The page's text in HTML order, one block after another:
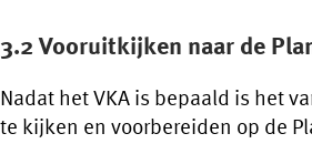
3.2 Vooruitkijken naar de
Nadat het VKA is bepaald is het
te kijken en voorbereiden op de